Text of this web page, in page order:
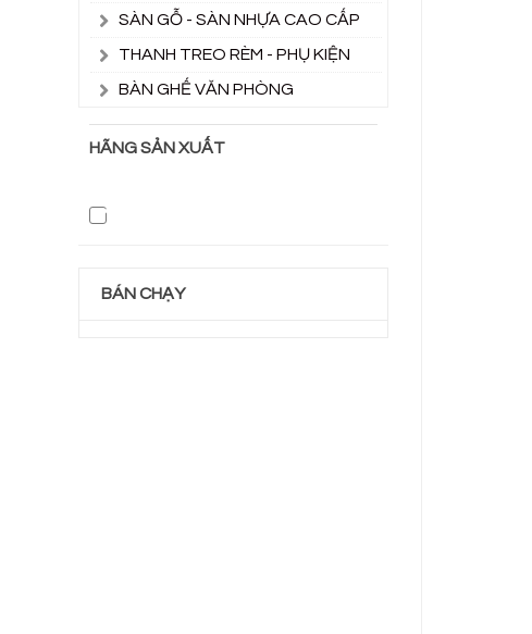
SÀN GỖ - SÀN NHỰA CAO CẤP
THANH TREO RÈM - PHỤ KIỆN
BÀN GHẾ VĂN PHÒNG
HÃNG SẢN XUẤT
BÁN CHẠY